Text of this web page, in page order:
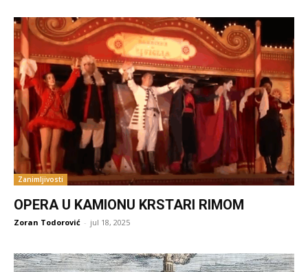
Zanimljivosti
OPERA U KAMIONU KRSTARI RIMOM
Zoran Todorović - jul 18, 2025